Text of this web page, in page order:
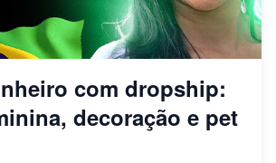
com dropship:
decoração e pet